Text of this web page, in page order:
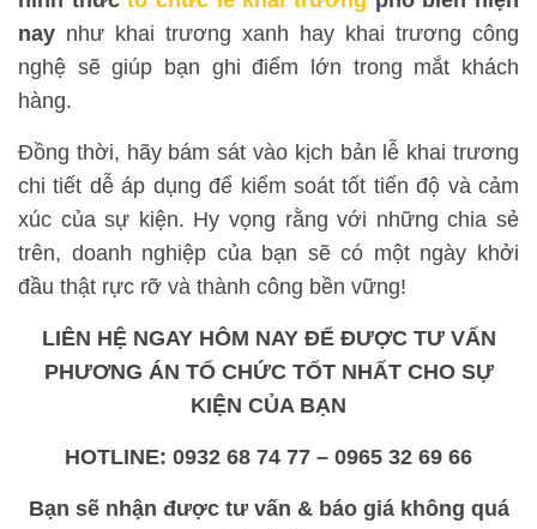
nay như khai trương xanh hay khai trương công
nghệ sẽ giúp bạn ghi điểm lớn trong mắt khách
hàng.
Đồng thời, hãy bám sát vào kịch bản lễ khai trương
chi tiết dễ áp dụng để kiểm soát tốt tiến độ và cảm
xúc của sự kiện. Hy vọng rằng với những chia sẻ
trên, doanh nghiệp của bạn sẽ có một ngày khởi
đầu thật rực rỡ và thành công bền vững!
LIÊN HỆ NGAY HÔM NAY ĐỂ ĐƯỢC TƯ VẤN
PHƯƠNG ÁN TỔ CHỨC TỐT NHẤT CHO SỰ
KIỆN CỦA BẠN
HOTLINE: 0932 68 74 77 – 0965 32 69 66
Bạn sẽ nhận được tư vấn & báo giá không quá